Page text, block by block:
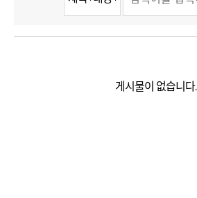
게시물이 없습니다.